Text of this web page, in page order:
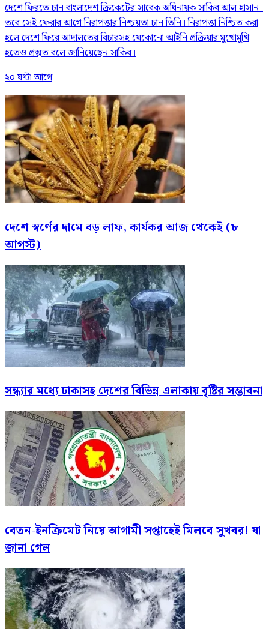
দেশে ফিরতে চান বাংলাদেশ ক্রিকেটের সাবেক অধিনায়ক সাকিব আল হাসান।
তবে সেই ফেরার আগে নিরাপত্তার নিশ্চয়তা চান তিনি। নিরাপত্তা নিশ্চিত করা
হলে দেশে ফিরে আদালতের বিচারসহ যেকোনো আইনি প্রক্রিয়ার মুখোমুখি
হতেও প্রস্তুত বলে জানিয়েছেন সাকিব।
২০ ঘণ্টা আগে
দেশে স্বর্ণের দামে বড় লাফ, কার্যকর আজ থেকেই (৮
আগস্ট)
সন্ধ্যার মধ্যে ঢাকাসহ দেশের বিভিন্ন এলাকায় বৃষ্টির সম্ভাবনা
বেতন-ইনক্রিমেট নিয়ে আগামী সপ্তাহেই মিলবে সুখবর! যা
জানা গেল